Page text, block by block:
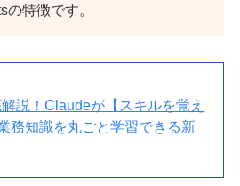
の特徴です。
説！Claudeが【スキルを覚え
務知識を丸ごと学習できる新